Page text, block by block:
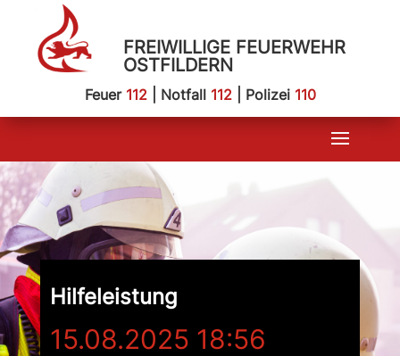
FREIWILLIGE FEUERWEHR
OSTFILDERN
Feuer 112| Notfall 112| Polizei 110
Hilfeleistung
15.08.2025 18:56